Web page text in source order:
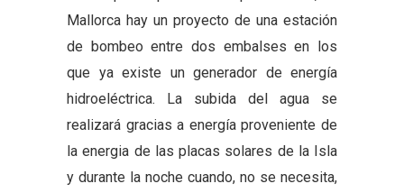
Mallorca hay un proyecto de una estación
de bombeo entre dos embalses en los
que ya existe un generador de energía
hidroeléctrica. La subida del agua se
realizará gracias a energía proveniente de
la energia de las placas solares de la Isla
y durante la noche cuando, no se necesita,